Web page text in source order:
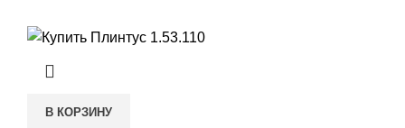
В КОРЗИНУ